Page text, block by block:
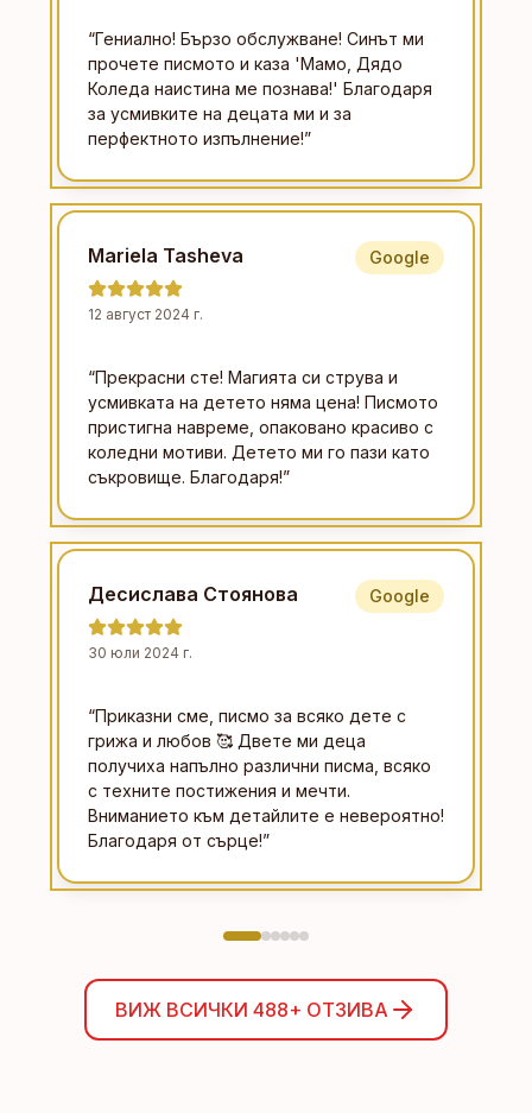
“Гениално! Бързо обслужване! Синът ми
прочете писмото и каза 'Мамо, Дядо
Коледа наистина ме познава!' Благодаря
за усмивките на децата ми и за
перфектното изпълнение!”
Mariela Tasheva
12 август 2024 г.
Google
“Прекрасни сте! Магията си струва и
усмивката на детето няма цена! Писмото
пристигна навреме, опаковано красиво с
коледни мотиви. Детето ми го пази като
съкровище. Благодаря!”
Десислава Стоянова
30 юли 2024 г.
Google
“Приказни сме, писмо за всяко дете с
грижа и любов 🥰 Двете ми деца
получиха напълно различни писма, всяко
с техните постижения и мечти.
Вниманието към детайлите е невероятно!
Благодаря от сърце!”
ВИЖ ВСИЧКИ 488+ ОТЗИВА